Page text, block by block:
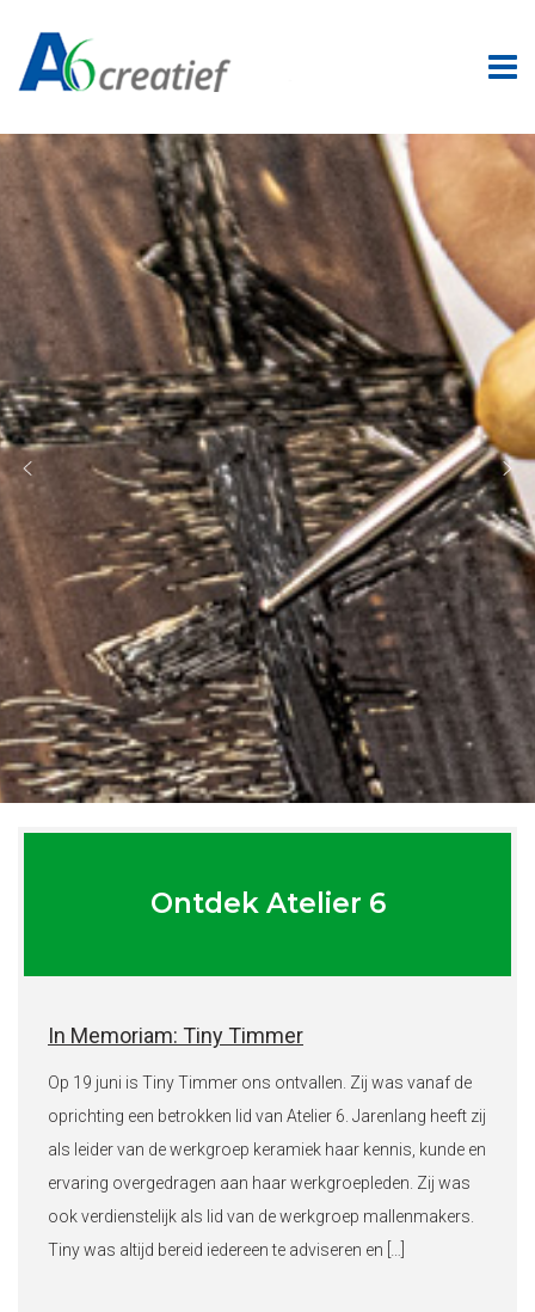
Ontdek Atelier 6
In Memoriam: Tiny Timmer
Op 19 juni is Tiny Timmer ons ontvallen. Zij was vanaf de
oprichting een betrokken lid van Atelier 6. Jarenlang heeft zij
als leider van de werkgroep keramiek haar kennis, kunde en
ervaring overgedragen aan haar werkgroepleden. Zij was
ook verdienstelijk als lid van de werkgroep mallenmakers.
Tiny was altijd bereid iedereen te adviseren en […]